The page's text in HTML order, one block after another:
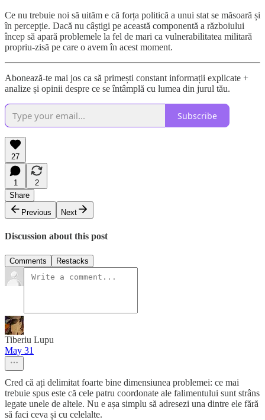
Ce nu trebuie noi să uităm e că forța politică a unui stat se măsoară și
în percepție. Dacă nu câștigi pe această componentă a războiului
încep să apară problemele la fel de mari ca vulnerabilitatea militară
propriu-zisă pe care o avem în acest moment.
Abonează-te mai jos ca să primești constant informații explicate +
analize și opinii despre ce se întâmplă cu lumea din jurul tău.
Subscribe
27
1
2
Share
Previous
Next
Discussion about this post
Comments Restacks
Tiberiu Lupu
May 31
Cred că ați delimitat foarte bine dimensiunea problemei: ce mai
trebuie spus este că cele patru coordonate ale falimentului sunt strâns
legate unele de altele. Nu e așa simplu să adresezi una dintre ele fără
să faci ceva și cu celelalte.